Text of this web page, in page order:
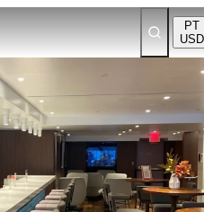
PT
USD